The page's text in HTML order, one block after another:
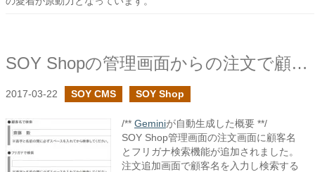
SOY Shopの管理画面からの注文で顧客名検索を追加してみた
2017-03-22 SOY CMS SOY Shop
/** Geminiが自動生成した概要 **/
SOY Shop管理画面の注文画面に顧客名
とフリガナ検索機能が追加されました。
注文追加画面で顧客名を入力し検索する